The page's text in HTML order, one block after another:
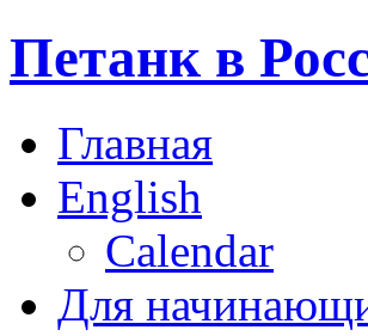
Петанк в
Главная
English
Calendar
Для